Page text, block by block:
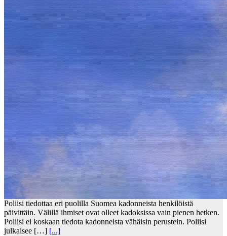
Poliisi tiedottaa eri puolilla Suomea kadonneista henkilöistä
päivittäin. Välillä ihmiset ovat olleet kadoksissa vain pienen hetken.
Poliisi ei koskaan tiedota kadonneista vähäisin perustein. Poliisi
julkaisee […] [...]